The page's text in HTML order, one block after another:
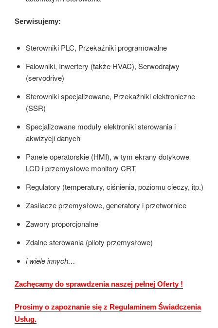
Serwisujemy:
Sterowniki PLC, Przekaźniki programowalne
Falowniki, Inwertery (także HVAC), Serwodrajwy
(servodrive)
Sterowniki specjalizowane, Przekaźniki elektroniczne
(SSR)
Specjalizowane moduły elektroniki sterowania i
akwizycji danych
Panele operatorskie (HMI), w tym ekrany dotykowe
LCD i przemysłowe monitory CRT
Regulatory (temperatury, ciśnienia, poziomu cieczy, itp.)
Zasilacze przemysłowe, generatory i przetwornice
Zawory proporcjonalne
Zdalne sterowania (piloty przemysłowe)
i wiele innych…
Zachęcamy do sprawdzenia naszej pełnej Oferty !
Prosimy o zapoznanie się z Regulaminem Świadczenia
Usług.